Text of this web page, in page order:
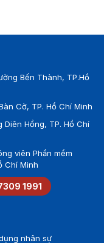
Bến Thành, TP.Hồ
Cờ, TP. Hồ Chí Minh
Diên Hồng, TP. Hồ Chí
viên Phần mềm
Chí Minh
1991
nhân sự